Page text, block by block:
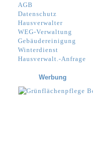
AGB
Datenschutz
Hausverwalter
WEG-Verwaltung
Gebäudereinigung
Winterdienst
Hausverwalt.-Anfrage
Werbung